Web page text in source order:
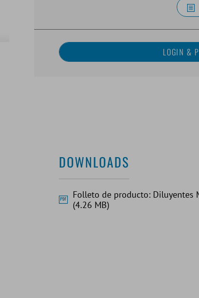
DOWNLOADS
Folleto de producto: Diluyentes
(4.26 MB)